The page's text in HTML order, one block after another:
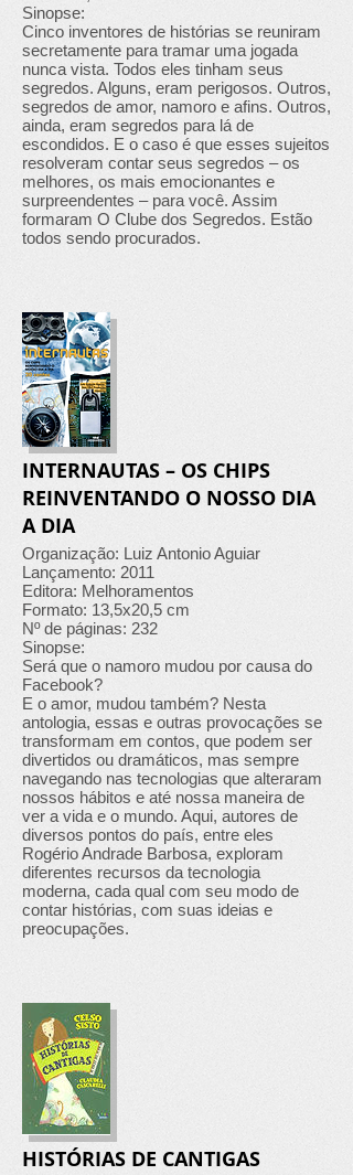
Sinopse:
Cinco inventores de histórias se reuniram
secretamente para tramar uma jogada
nunca vista. Todos eles tinham seus
segredos. Alguns, eram perigosos. Outros,
segredos de amor, namoro e afins. Outros,
ainda, eram segredos para lá de
escondidos. E o caso é que esses sujeitos
resolveram contar seus segredos – os
melhores, os mais emocionantes e
surpreendentes – para você. Assim
formaram O Clube dos Segredos. Estão
todos sendo procurados.
INTERNAUTAS – OS CHIPS
REINVENTANDO O NOSSO DIA
A DIA
Organização: Luiz Antonio Aguiar
Lançamento: 2011
Editora: Melhoramentos
Formato: 13,5x20,5 cm
Nº de páginas: 232
Sinopse:
Será que o namoro mudou por causa do
Facebook?
E o amor, mudou também? Nesta
antologia, essas e outras provocações se
transformam em contos, que podem ser
divertidos ou dramáticos, mas sempre
navegando nas tecnologias que alteraram
nossos hábitos e até nossa maneira de
ver a vida e o mundo. Aqui, autores de
diversos pontos do país, entre eles
Rogério Andrade Barbosa, exploram
diferentes recursos da tecnologia
moderna, cada qual com seu modo de
contar histórias, com suas ideias e
preocupações.
HISTÓRIAS DE CANTIGAS